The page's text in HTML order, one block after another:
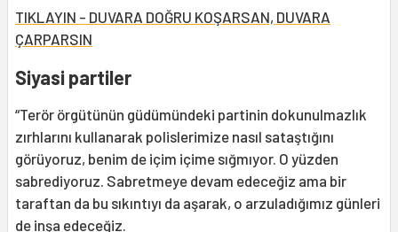
TIKLAYIN - DUVARA DOĞRU KOŞARSAN, DUVARA
ÇARPARSIN
Siyasi partiler
“Terör örgütünün güdümündeki partinin dokunulmazlık
zırhlarını kullanarak polislerimize nasıl sataştığını
görüyoruz, benim de içim içime sığmıyor. O yüzden
sabrediyoruz. Sabretmeye devam edeceğiz ama bir
taraftan da bu sıkıntıyı da aşarak, o arzuladığımız günleri
de inşa edeceğiz.